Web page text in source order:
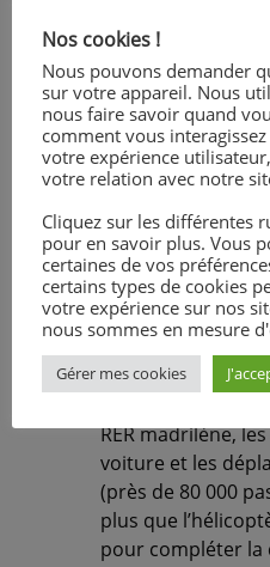
la culture
développant leur
esprit de groupe.
Nous avons
photographe
Arts et des
prochain podcast.
presque tout
RER madrilène,
voiture et les
(près de 80 000
plus que
pour compléter la
Nos cookies !
Nous pouvons demander
sur votre appareil. Nous
nous faire savoir quand
comment vous
votre expérience
votre relation avec notre
Cliquez sur les différentes
pour en savoir plus. Vous
certaines de vos
certains types de cookies
votre expérience sur nos
nous sommes en mesure
Gérer mes cookies